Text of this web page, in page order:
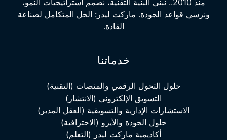
منذ 2010.. نبني البنية التقنية، نصمم استراتيجيات النمو،
ونرسي قواعد الجودة. ماركت ليدر: الحل المتكامل لصناعة
القادة.
خدماتنا
حلول التحول الرقمي والمنصات (التقنية)
التسويق الإلكتروني (الانتشار)
الاستشارات الإدارية والتسويقية (العقل المدبر)
حلول الجودة والأيزو (الاحترافية)
أكاديمية ماركت ليدر (التعلم)